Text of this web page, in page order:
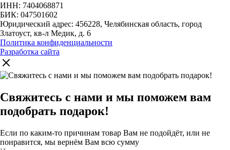
ИНН: 7404068871
БИК: 047501602
Юридический адрес: 456228, Челябинская область, город
Златоуст, кв-л Медик, д. 6
Политика конфиденциальности
Разработка сайта
Свяжитесь с нами и мы поможем вам
подобрать подарок!
Если по каким-то причинам товар Вам не подойдёт, или не
понравится, мы вернём Вам всю сумму